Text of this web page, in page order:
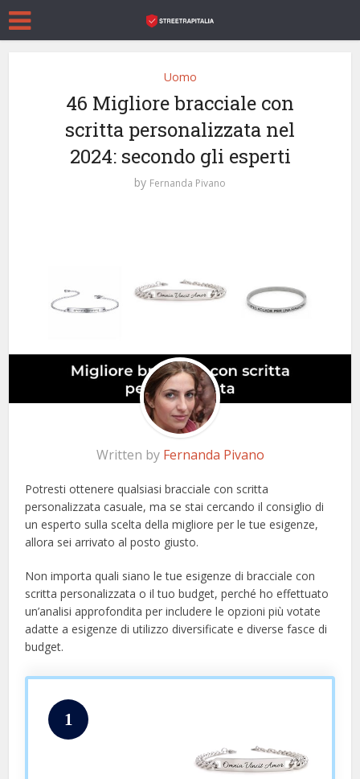
Uomo
46 Migliore bracciale con
scritta personalizzata nel
2024: secondo gli esperti
by Fernanda Pivano
Written by Fernanda Pivano
Potresti ottenere qualsiasi bracciale con scritta
personalizzata casuale, ma se stai cercando il consiglio di
un esperto sulla scelta della migliore per le tue esigenze,
allora sei arrivato al posto giusto.
Non importa quali siano le tue esigenze di bracciale con
scritta personalizzata o il tuo budget, perché ho effettuato
un’analisi approfondita per includere le opzioni più votate
adatte a esigenze di utilizzo diversificate e diverse fasce di
budget.
1